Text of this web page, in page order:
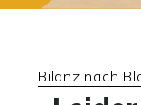
Bilanz nach